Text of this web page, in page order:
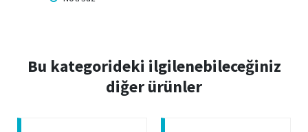
Bu kategorideki ilgilenebileceğiniz
diğer ürünler